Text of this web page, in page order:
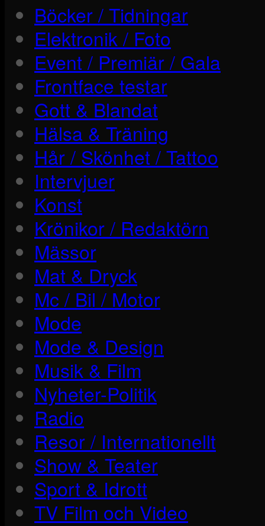
Böcker / Tidningar
Elektronik / Foto
Event / Premiär / Gala
Frontface testar
Gott & Blandat
Hälsa & Träning
Hår / Skönhet / Tattoo
Intervjuer
Konst
Krönikor / Redaktörn
Mässor
Mat & Dryck
Mc / Bil / Motor
Mode
Mode & Design
Musik & Film
Nyheter-Politik
Radio
Resor / Internationellt
Show & Teater
Sport & Idrott
TV Film och Video